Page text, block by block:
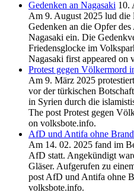
Gedenken an Nagasaki 10.
Am 9. August 2025 lud die
Gedenken an die Opfer
Nagasaki ein. Die
Friedensglocke im
Nagasaki first appeared on
Protest gegen Völkermord
Am 9. März 2025
vor der türkischen
in Syrien durch die
The post Protest gegen
on volksbote.info.
AfD und Antifa ohne
Am 14. 02. 2025 fand im
AfD statt. Angekündigt
Gläser. Aufgerufen zu
post AfD und Antifa ohne
volksbote.info.